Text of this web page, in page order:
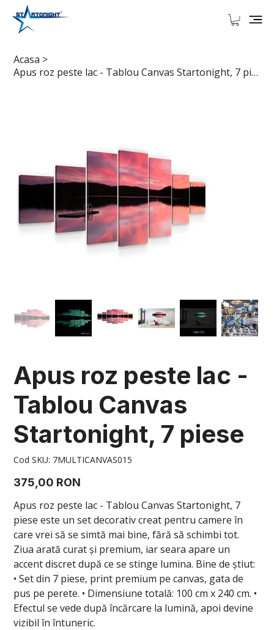
Acasa >
Apus roz peste lac - Tablou Canvas Startonight, 7 piese
Apus roz peste lac -
Tablou Canvas
Startonight, 7 piese
Cod SKU: Cod
SKU
7MULTICANVAS015
Preț
375,00 RON
Apus roz peste lac - Tablou Canvas Startonight, 7
piese este un set decorativ creat pentru camere în
care vrei să se simtă mai bine, fără să schimbi tot.
Ziua arată curat și premium, iar seara apare un
accent discret după ce se stinge lumina. Bine de știut:
• Set din 7 piese, print premium pe canvas, gata de
pus pe perete. • Dimensiune totală: 100 cm x 240 cm. •
Efectul se vede după încărcare la lumină, apoi devine
vizibil în întuneric.